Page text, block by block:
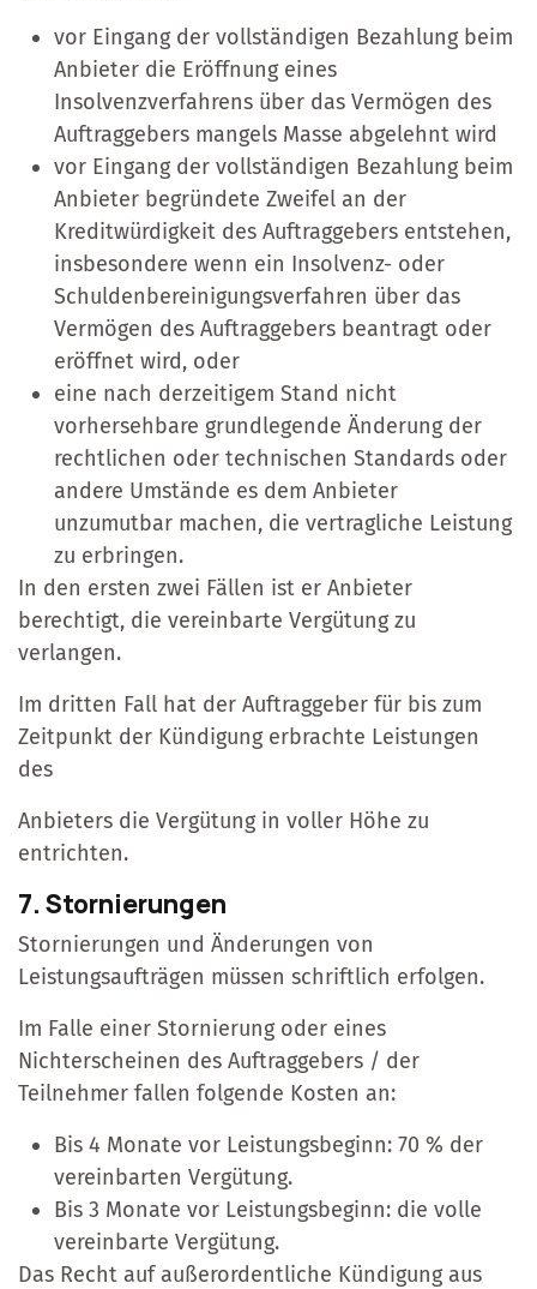
vor Eingang der vollständigen Bezahlung beim
Anbieter die Eröffnung eines
Insolvenzverfahrens über das Vermögen des
Auftraggebers mangels Masse abgelehnt wird
vor Eingang der vollständigen Bezahlung beim
Anbieter begründete Zweifel an der
Kreditwürdigkeit des Auftraggebers entstehen,
insbesondere wenn ein Insolvenz- oder
Schuldenbereinigungsverfahren über das
Vermögen des Auftraggebers beantragt oder
eröffnet wird, oder
eine nach derzeitigem Stand nicht
vorhersehbare grundlegende Änderung der
rechtlichen oder technischen Standards oder
andere Umstände es dem Anbieter
unzumutbar machen, die vertragliche Leistung
zu erbringen.
In den ersten zwei Fällen ist er Anbieter
berechtigt, die vereinbarte Vergütung zu
verlangen.
Im dritten Fall hat der Auftraggeber für bis zum
Zeitpunkt der Kündigung erbrachte Leistungen
des
Anbieters die Vergütung in voller Höhe zu
entrichten.
7. Stornierungen
Stornierungen und Änderungen von
Leistungsaufträgen müssen schriftlich erfolgen.
Im Falle einer Stornierung oder eines
Nichterscheinen des Auftraggebers / der
Teilnehmer fallen folgende Kosten an:
Bis 4 Monate vor Leistungsbeginn: 70 % der
vereinbarten Vergütung.
Bis 3 Monate vor Leistungsbeginn: die volle
vereinbarte Vergütung.
Das Recht auf außerordentliche Kündigung aus